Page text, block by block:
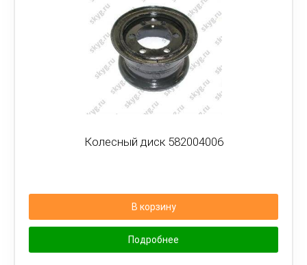
Колесный диск 582004006
В корзину
Подробнее